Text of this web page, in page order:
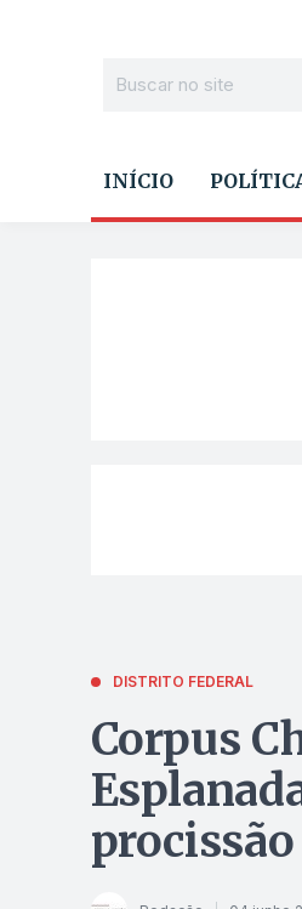
INÍCIO
DISTRITO FEDERAL
Corpus